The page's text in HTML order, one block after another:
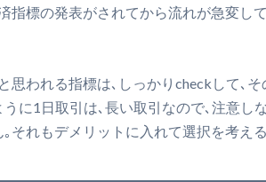
指標の発表がされてから流れが急変し
思われる指標は､しっかりcheckして､
に1日取引は､長い取引なので､注意し
それもデメリットに入れて選択を考え